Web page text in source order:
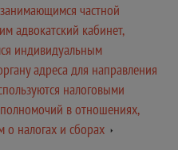
частной
адвокатский кабинет,
индивидуальным
адреса для направления
налоговыми
в отношениях,
о налогах и сборах